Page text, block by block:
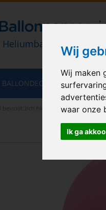
Wij
Wij maken
waar onze
Ik ga
Heliumballonnen en
U bevindt zich hier Home >
BALLONDECORATIES